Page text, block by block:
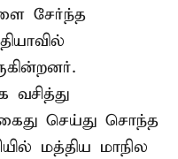
சேர்ந்த
வில்
வசித்து
செய்து சொந்த
மத்திய மாநில